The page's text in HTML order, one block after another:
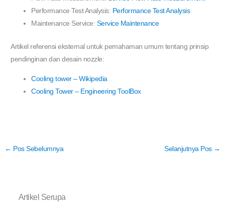
Performance Test Analysis: Performance Test Analysis
Maintenance Service: Service Maintenance
Artikel referensi eksternal untuk pemahaman umum tentang prinsip
pendinginan dan desain nozzle:
Cooling tower – Wikipedia
Cooling Tower – Engineering ToolBox
← Pos Sebelumnya Selanjutnya Pos →
Artikel Serupa